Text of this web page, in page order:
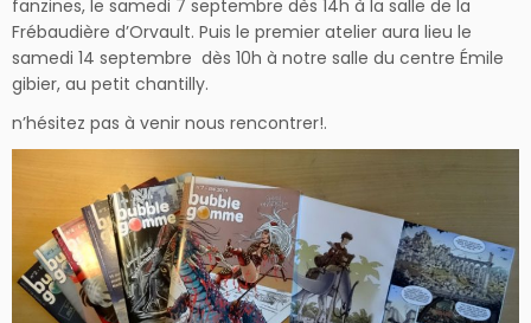
fanzines, le samedi 7 septembre dès 14h à la salle de la
Frébaudière d’Orvault. Puis le premier atelier aura lieu le
samedi 14 septembre dès 10h à notre salle du centre Émile
gibier, au petit chantilly.
n’hésitez pas à venir nous rencontrer!.